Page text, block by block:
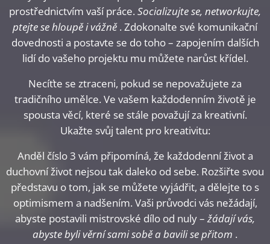
prostřednictvím vaší práce. Socializujte se, networkujte,
ptejte se hloupě i vážně. Zdokonalte své komunikační
dovednosti a postavte se do toho – zapojením dalších
lidí do vašeho projektu mu můžete narůst křídel.
Necíťte se ztraceni, pokud se nepovažujete za
tradičního umělce. Ve vašem každodenním životě je
spousta věcí, které se stále považují za kreativní.
Ukažte svůj talent pro kreativitu:
Anděl číslo 3 vám připomíná, že každodenní život a
duchovní život nejsou tak daleko od sebe. Rozšiřte svou
představu o tom, jak se můžete vyjádřit, a dělejte to s
optimismem a nadšením. Vaši průvodci vás nežádají,
abyste postavili mistrovské dílo od nuly –žádají vás,
abyste byli věrní sami sobě a bavili se přitom .